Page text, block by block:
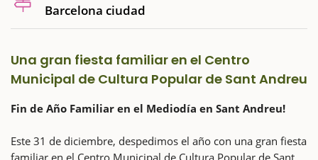
Barcelona ciudad
Una gran fiesta familiar en el Centro
Municipal de Cultura Popular de Sant Andreu
Fin de Año Familiar en el Mediodía en Sant Andreu!
Este 31 de diciembre, despedimos el año con una gran fiesta
familiar en el Centro Municipal de Cultura Popular de Sant